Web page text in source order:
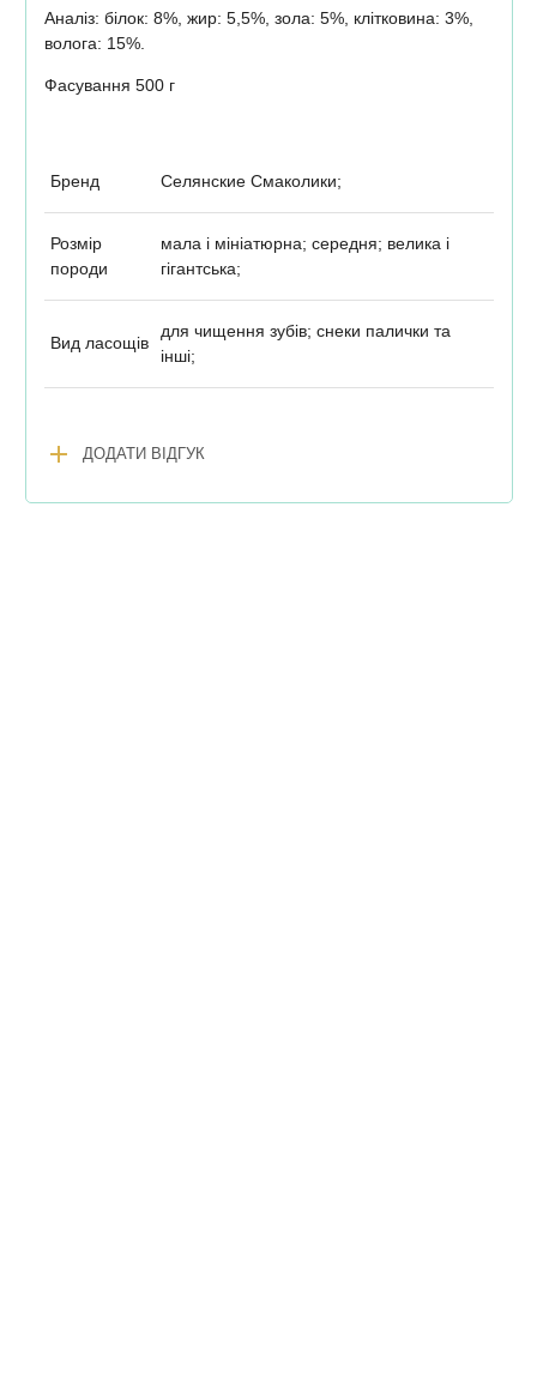
Аналіз: білок: 8%, жир: 5,5%, зола: 5%, клітковина: 3%,
волога: 15%.
Фасування 500 г
Бренд Селянские Смаколики;
Розмір
породи
мала і мініатюрна; середня; велика і
гігантська;
Вид ласощів
для чищення зубів; снеки палички та
інші;
add ДОДАТИ ВІДГУК